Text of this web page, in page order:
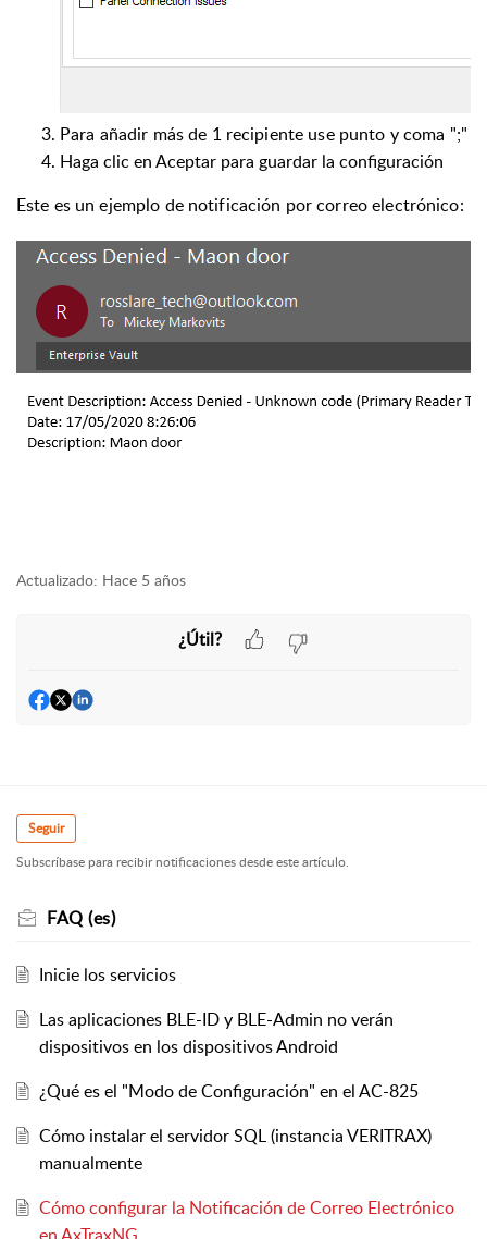
Para añadir más de 1 recipiente use punto y coma ";"
Haga clic en Aceptar para guardar la configuración
Este es un ejemplo de notificación por correo electrónico:
Actualizado: Hace 5 años
¿Útil?
Seguir
Subscríbase para recibir notificaciones desde este artículo.
FAQ (es)
Inicie los servicios
Las aplicaciones BLE-ID y BLE-Admin no verán
dispositivos en los dispositivos Android
¿Qué es el "Modo de Configuración" en el AC-825
Cómo instalar el servidor SQL (instancia VERITRAX)
manualmente
Cómo configurar la Notificación de Correo Electrónico